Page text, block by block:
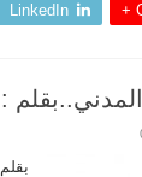
LinkedIn